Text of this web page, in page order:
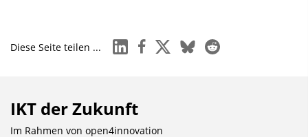
s
r
P
Diese Seite teilen ... linkedinfacebook
x blueskyreddit
IKT der Zukunft
Im Rahmen von open4innovation